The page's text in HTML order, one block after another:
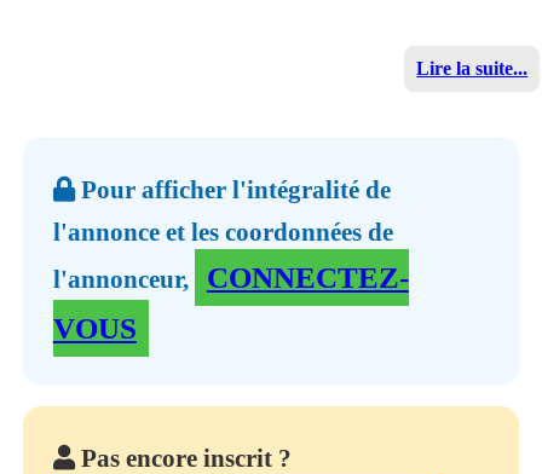
Lire la suite...
Pour afficher l'intégralité de
l'annonce et les coordonnées de
l'annonceur,
CONNECTEZ-
VOUS
Pas encore inscrit ?